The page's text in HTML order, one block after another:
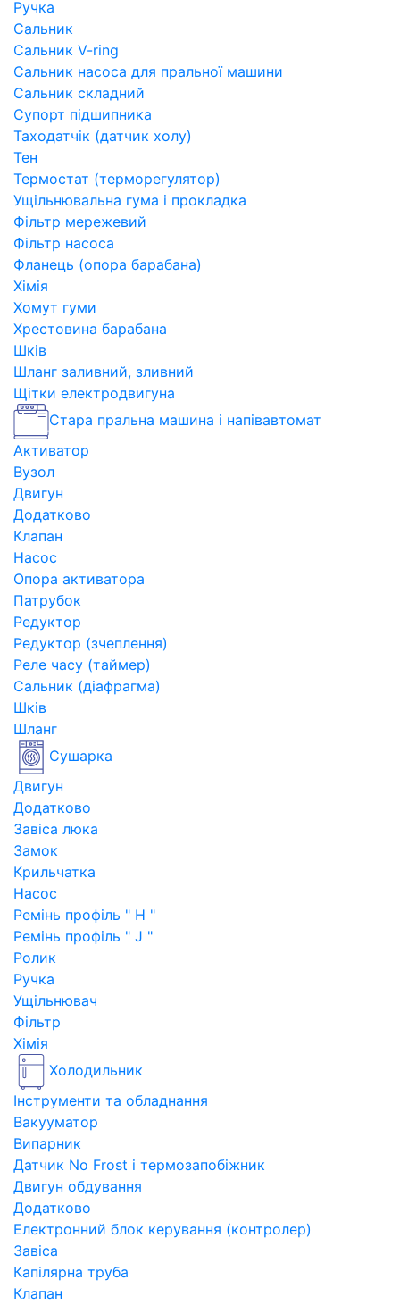
Ручка
Сальник
Сальник V-ring
Сальник насоса для пральної машини
Сальник складний
Супорт підшипника
Таходатчік (датчик холу)
Тен
Термостат (терморегулятор)
Ущільнювальна гума і прокладка
Фільтр мережевий
Фільтр насоса
Фланець (опора барабана)
Хімія
Хомут гуми
Хрестовина барабана
Шків
Шланг заливний, зливний
Щітки електродвигуна
Стара пральна машина і напівавтомат
Активатор
Вузол
Двигун
Додатково
Клапан
Насос
Опора активатора
Патрубок
Редуктор
Редуктор (зчеплення)
Реле часу (таймер)
Сальник (діафрагма)
Шків
Шланг
Сушарка
Двигун
Додатково
Завіса люка
Замок
Крильчатка
Насос
Ремінь профіль " H "
Ремінь профіль " J "
Ролик
Ручка
Ущільнювач
Фільтр
Хімія
Холодильник
Інструменти та обладнання
Вакууматор
Випарник
Датчик No Frost і термозапобіжник
Двигун обдування
Додатково
Електронний блок керування (контролер)
Завіса
Капілярна труба
Клапан